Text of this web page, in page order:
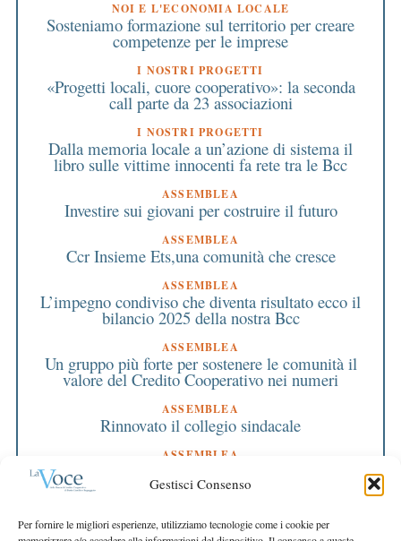
Gestisci Consenso
Per fornire le migliori esperienze, utilizziamo tecnologie come i cookie per
NOI E L'ECONOMIA LOCALE
Sosteniamo formazione sul territorio per creare
competenze per le imprese
I NOSTRI PROGETTI
«Progetti locali, cuore cooperativo»: la seconda
call parte da 23 associazioni
I NOSTRI PROGETTI
Dalla memoria locale a un’azione di sistema il
libro sulle vittime innocenti fa rete tra le Bcc
ASSEMBLEA
Investire sui giovani per costruire il futuro
ASSEMBLEA
Ccr Insieme Ets,una comunità che cresce
ASSEMBLEA
L’impegno condiviso che diventa risultato ecco il
bilancio 2025 della nostra Bcc
ASSEMBLEA
Un gruppo più forte per sostenere le comunità il
valore del Credito Cooperativo nei numeri
ASSEMBLEA
Rinnovato il collegio sindacale
ASSEMBLEA
Bilancio approvato all’unanimità e 2 milioni
destinati al territorio
EDITORIALE DIRETTORE
Crescere restando riconoscibili